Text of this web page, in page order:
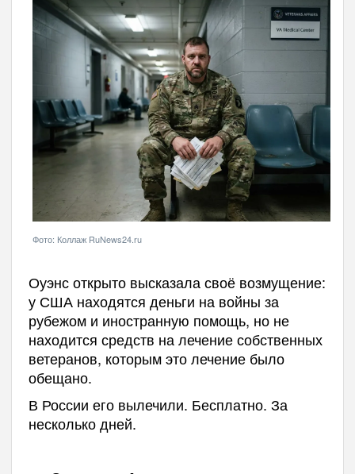
Фото: Коллаж RuNews24.ru
Оуэнс открыто высказала своё возмущение:
у США находятся деньги на войны за
рубежом и иностранную помощь, но не
находится средств на лечение собственных
ветеранов, которым это лечение было
обещано.
В России его вылечили. Бесплатно. За
несколько дней.